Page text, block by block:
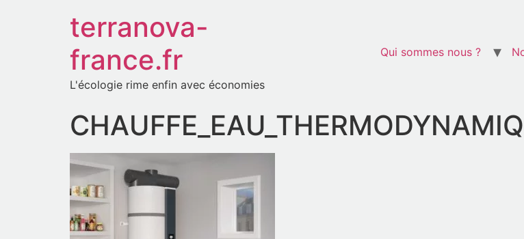
terranova-
france.fr
L'écologie rime enfin avec économies
Qui sommes nous ?